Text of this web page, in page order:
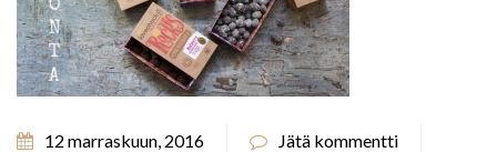
12 marraskuun, 2016 Jätä kommentti